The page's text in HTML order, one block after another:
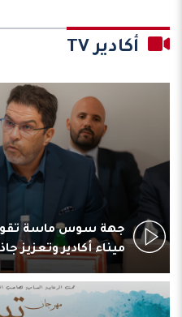
أكادير TV
جهة سوس ماسة تقود
ميناء أكادير وتعزيز